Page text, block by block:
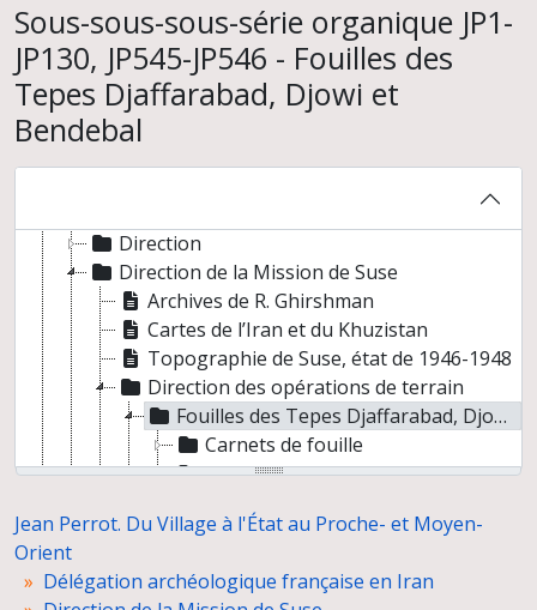
Sous-sous-sous-série organique JP1-
JP130, JP545-JP546 - Fouilles des
Tepes Djaffarabad, Djowi et
Bendebal
Direction
Direction de la Mission de Suse
Archives de R. Ghirshman
Cartes de l’Iran et du Khuzistan
Topographie de Suse, état de 1946-1948
Direction des opérations de terrain
Fouilles des Tepes Djaffarabad, Djowi et Bendebal
Carnets de fouille
Catalogues de fouille
Journaux graphiques
Dessins d'objets
Jean Perrot. Du Village à l'État au Proche- et Moyen-
Orient
Délégation archéologique française en Iran